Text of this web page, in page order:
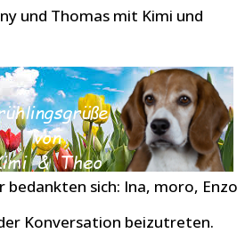
und Thomas mit Kimi und
bedankten sich: Ina, moro, Enzo
Konversation beizutreten.